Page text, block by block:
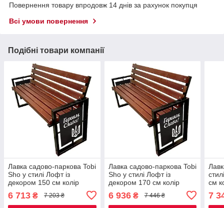
Повернення товару впродовж 14 днів за рахунок покупця
Всі умови повернення
Подібні товари компанії
Лавка садово-паркова Tobi
Sho у стилі Лофт із
декором 150 см колір
6 713 ₴ 7 203 ₴
Лавка садово-паркова Tobi
Sho у стилі Лофт із
декором 170 см колір
6 936₴ 7 446 ₴
см
7